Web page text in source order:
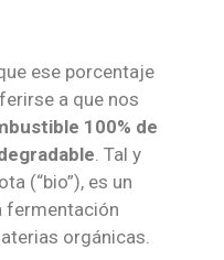
ese porcentaje
a que nos
100% de
. Tal y
(“bio”), es un
fermentación
orgánicas.